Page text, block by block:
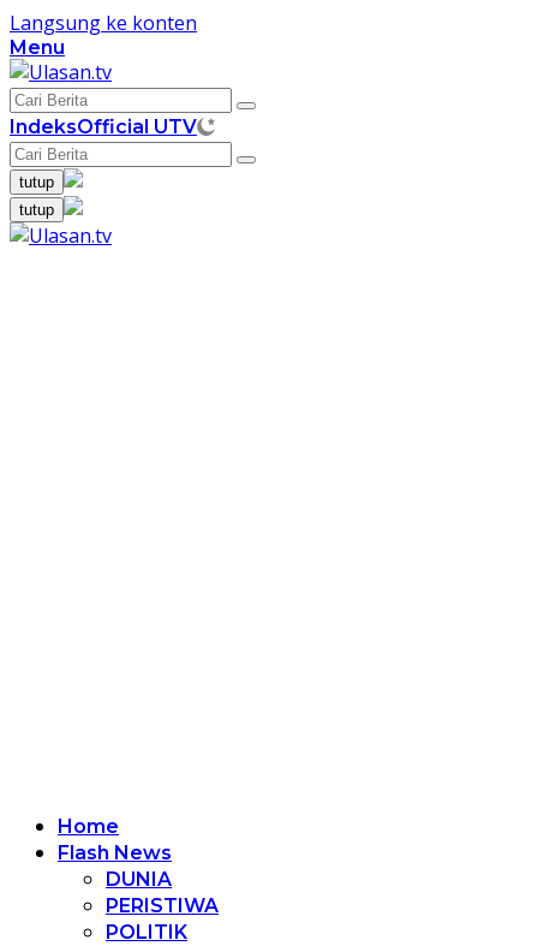
Langsung ke konten
Menu
IndeksOfficial UTV
tutup
tutup
Home
Flash News
DUNIA
PERISTIWA
POLITIK